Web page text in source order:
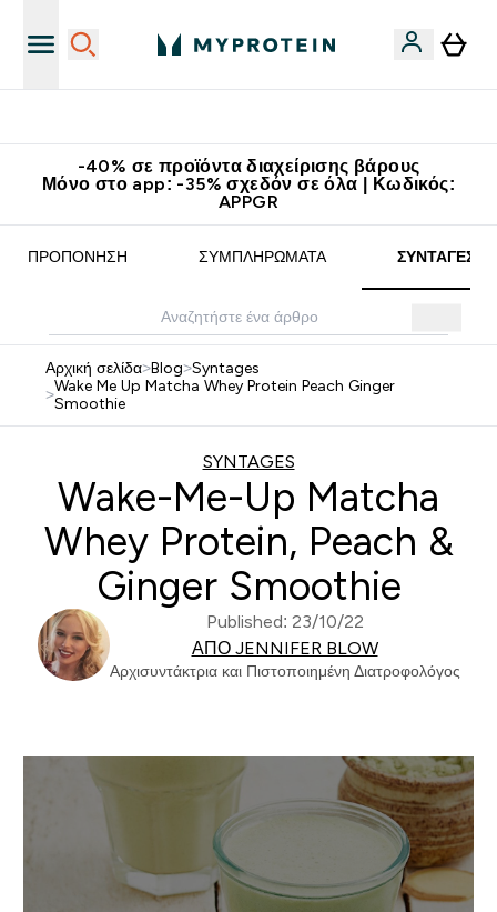
-40% σε προϊόντα διαχείρισης βάρους
Μόνο στο app: -35% σχεδόν σε όλα | Κωδικός:
APPGR
ΠΡΟΠΌΝΗΣΗ ΣΥΜΠΛΗΡΏΜΑΤΑ ΣΥΝΤΑΓΈΣ
Αρχική σελίδα>Blog>Syntages
>Wake Me Up Matcha Whey Protein Peach Ginger
Smoothie
SYNTAGES
Wake-Me-Up Matcha
Whey Protein, Peach &
Ginger Smoothie
Published: 23/10/22
ΑΠΌ JENNIFER BLOW
Αρχισυντάκτρια και Πιστοποιημένη Διατροφολόγος